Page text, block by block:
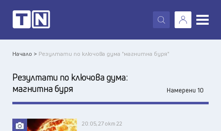
X
Начало > Резултати по ключова дума "магнитна буря"
Резултати по ключова дума:
магнитна буря
Намерени 10
20:05, 27 окт 22